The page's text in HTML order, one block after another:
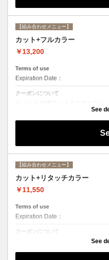
【組み合わせメニュー】
カット+フルカラー
￥13,200
Terms of use
Expiration Date：
クーポンについて
分けて綺麗に染め上げます。シャ
See
【組み合わせメニュー】
カット+リタッチカラー
￥11,550
Terms of use
Expiration Date：
クーポンについて
カットと根元２cmまでのカラー。
See